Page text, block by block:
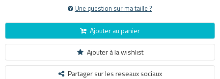
Une question sur ma taille ?
Ajouter au panier
Ajouter à la wishlist
Partager sur les reseaux sociaux